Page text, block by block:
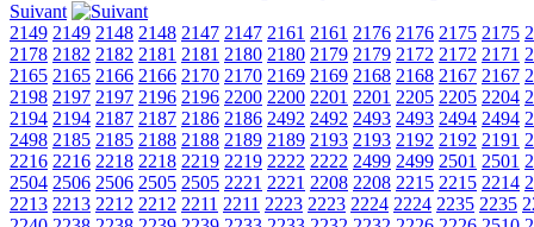
Suivant
2149 2149 2148 2148 2147 2147 2161 2161 2176 2176 2175 2175
2178 2182 2182 2181 2181 2180 2180 2179 2179 2172 2172 2171
2165 2165 2166 2166 2170 2170 2169 2169 2168 2168 2167 2167
2198 2197 2197 2196 2196 2200 2200 2201 2201 2205 2205 2204
2194 2194 2187 2187 2186 2186 2492 2492 2493 2493 2494 2494
2498 2185 2185 2188 2188 2189 2189 2193 2193 2192 2192 2191
2216 2216 2218 2218 2219 2219 2222 2222 2499 2499 2501 2501
2504 2506 2506 2505 2505 2221 2221 2208 2208 2215 2215 2214
2213 2213 2212 2212 2211 2211 2223 2223 2224 2224 2235 2235